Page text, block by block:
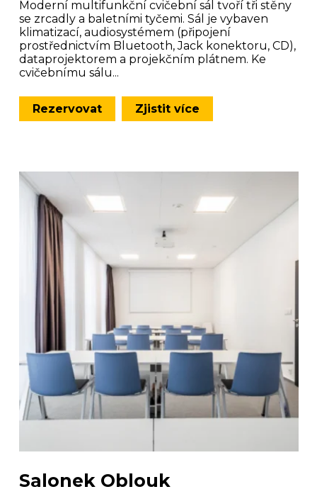
Moderní multifunkční cvičební sál tvoří tři stěny
se zrcadly a baletními tyčemi. Sál je vybaven
klimatizací, audiosystémem (připojení
prostřednictvím Bluetooth, Jack konektoru, CD),
dataprojektorem a projekčním plátnem. Ke
cvičebnímu sálu...
Rezervovat Zjistit více
Salonek Oblouk